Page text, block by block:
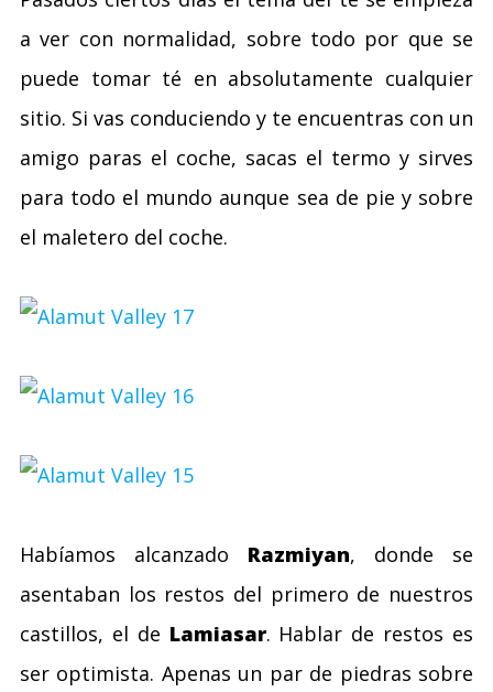
a ver con normalidad, sobre todo por que se
puede tomar té en absolutamente cualquier
sitio. Si vas conduciendo y te encuentras con un
amigo paras el coche, sacas el termo y sirves
para todo el mundo aunque sea de pie y sobre
el maletero del coche.
Habíamos alcanzado Razmiyan, donde se
asentaban los restos del primero de nuestros
castillos, el de Lamiasar. Hablar de restos es
ser optimista. Apenas un par de piedras sobre